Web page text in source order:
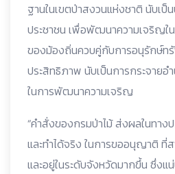
ฐานในเขตป่าสงวนแห่งชาติ นับเป็
ประชาชน เพื่อพัฒนาความเจริญใ
ของม้องถิ่นควบคู่กับการอนุรักษ์ท
ประสิทธิภาพ นับเป็นการกระจาย
ในการพัฒนาความเจริญ
“คำสั่งของกรมป่าไม้ ส่งผลในทาง
และทำได้จริง ในการขออนุญาติ ที่
และอยู่ในระดับจังหวัดมากขึ้น ซึ่งแ